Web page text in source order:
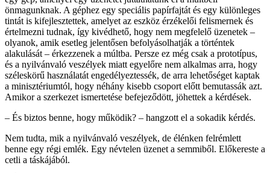
önmagunknak. A géphez egy speciális papírfajtát és egy különleges
tintát is kifejlesztettek, amelyet az eszköz érzékelői felismernek és
értelmezni tudnak, így kivédhető, hogy nem megfelelő üzenetek –
olyanok, amik esetleg jelentősen befolyásolhatják a történtek
alakulását – érkezzenek a múltba. Persze ez még csak a prototípus,
és a nyilvánvaló veszélyek miatt egyelőre nem alkalmas arra, hogy
széleskörű használatát engedélyeztessék, de arra lehetőséget kaptak
a minisztériumtól, hogy néhány kisebb csoport előtt bemutassák azt.
Amikor a szerkezet ismertetése befejeződött, jöhettek a kérdések.
– És biztos benne, hogy működik? – hangzott el a sokadik kérdés.
Nem tudta, mik a nyilvánvaló veszélyek, de élénken felrémlett
benne egy régi emlék. Egy névtelen üzenet a semmiből. Előkereste a
cetli a táskájából.